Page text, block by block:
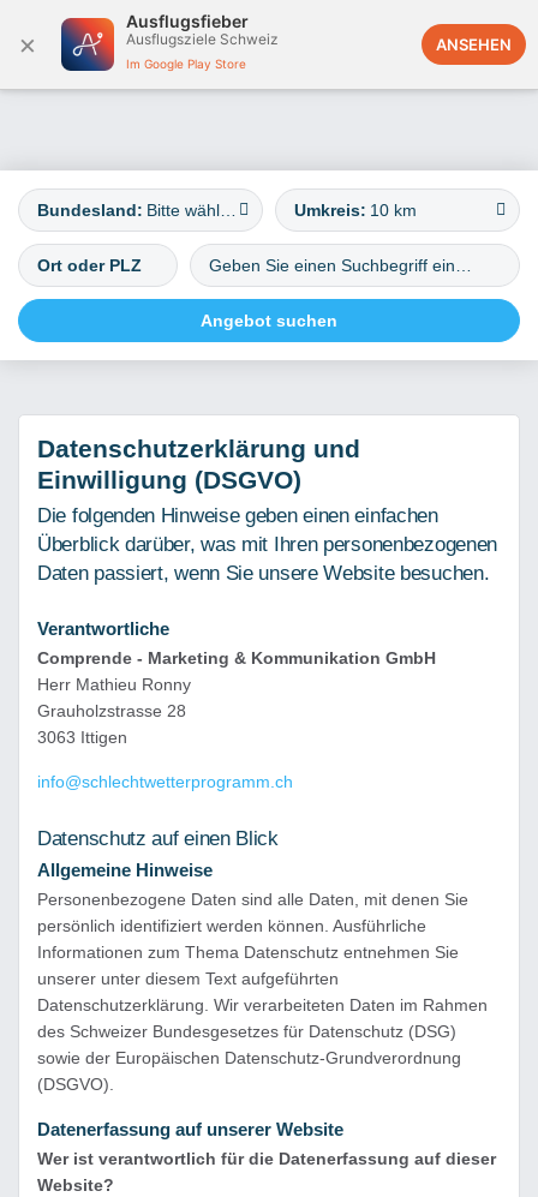
×
Ausflugsfieber
Ausflugsziele Schweiz
Im Google Play Store
ANSEHEN
Österreich
Bundesland: Umkreis: 10 km
Datenschutzerklärung und
Einwilligung (DSGVO)
Die folgenden Hinweise geben einen einfachen
Überblick darüber, was mit Ihren personenbezogenen
Daten passiert, wenn Sie unsere Website besuchen.
Verantwortliche
Comprende - Marketing & Kommunikation GmbH
Herr Mathieu Ronny
Grauholzstrasse 28
3063 Ittigen
info@schlechtwetterprogramm.ch
Datenschutz auf einen Blick
Allgemeine Hinweise
Personenbezogene Daten sind alle Daten, mit denen Sie
persönlich identifiziert werden können. Ausführliche
Informationen zum Thema Datenschutz entnehmen Sie
unserer unter diesem Text aufgeführten
Datenschutzerklärung. Wir verarbeiteten Daten im Rahmen
des Schweizer Bundesgesetzes für Datenschutz (DSG)
sowie der Europäischen Datenschutz-Grundverordnung
(DSGVO).
Datenerfassung auf unserer Website
Wer ist verantwortlich für die Datenerfassung auf dieser
Website?